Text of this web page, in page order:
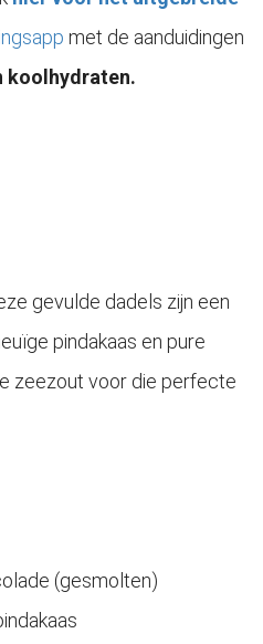
met de aanduidingen
koolhydraten.
gevulde dadels zijn een
pindakaas en pure
zeezout voor die perfecte
(gesmolten)